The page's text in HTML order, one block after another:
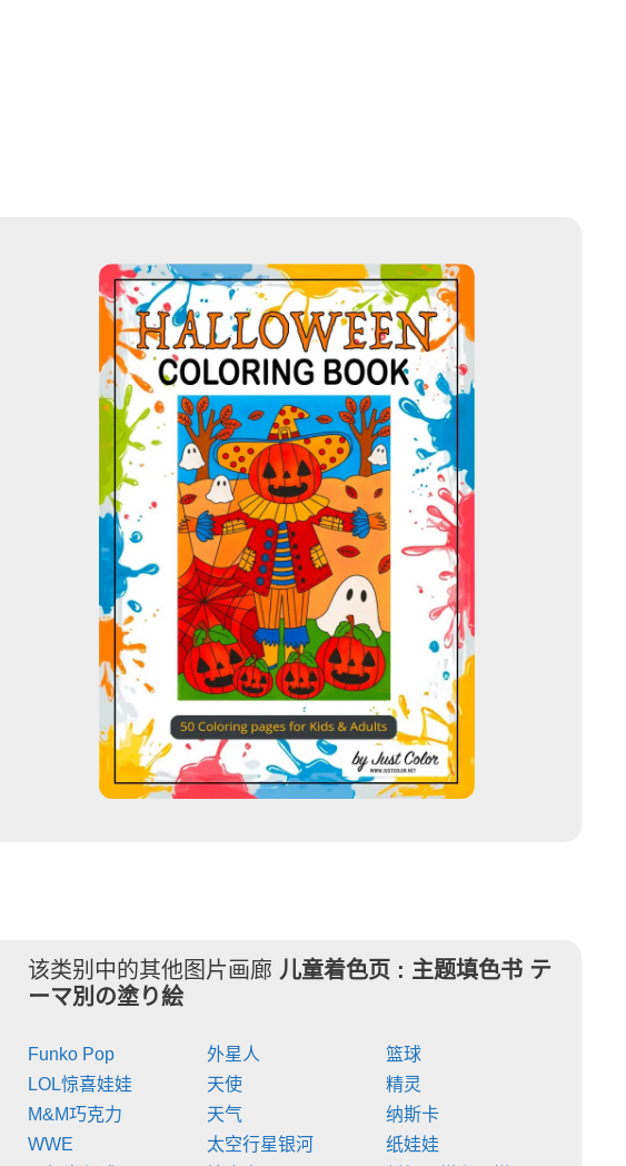
该类别中的其他图片画廊 儿童着色页 : 主题填色书 テ
ーマ別の塗り絵
Funko Pop
LOL惊喜娃娃
M&M巧克力
WWE
外星人
天使
天气
太空行星银河
篮球
精灵
纳斯卡
纸娃娃